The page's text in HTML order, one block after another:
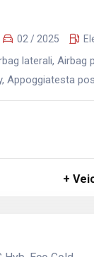
02 / 2025
laterali, Airbag
Appoggiatesta
+